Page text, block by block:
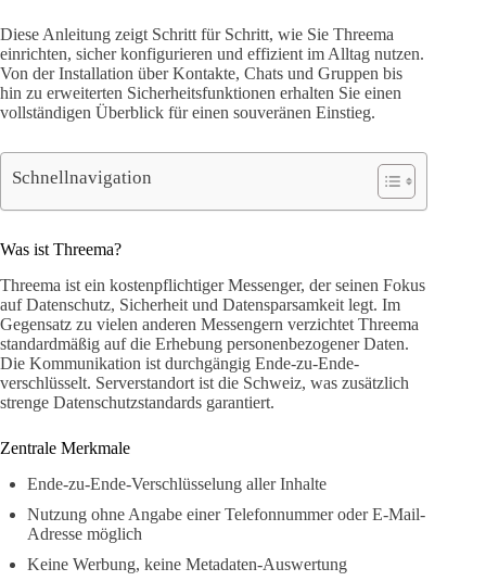
Diese Anleitung zeigt Schritt für Schritt, wie Sie Threema
einrichten, sicher konfigurieren und effizient im Alltag nutzen.
Von der Installation über Kontakte, Chats und Gruppen bis
hin zu erweiterten Sicherheitsfunktionen erhalten Sie einen
vollständigen Überblick für einen souveränen Einstieg.
Schnellnavigation
Was ist Threema?
Threema ist ein kostenpflichtiger Messenger, der seinen Fokus
auf Datenschutz, Sicherheit und Datensparsamkeit legt. Im
Gegensatz zu vielen anderen Messengern verzichtet Threema
standardmäßig auf die Erhebung personenbezogener Daten.
Die Kommunikation ist durchgängig Ende-zu-Ende-
verschlüsselt. Serverstandort ist die Schweiz, was zusätzlich
strenge Datenschutzstandards garantiert.
Zentrale Merkmale
Ende-zu-Ende-Verschlüsselung aller Inhalte
Nutzung ohne Angabe einer Telefonnummer oder E-Mail-
Adresse möglich
Keine Werbung, keine Metadaten-Auswertung